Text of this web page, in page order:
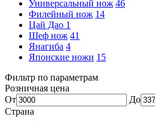
Универсальный нож 46
Филейный нож 14
Цай Дао 1
Шеф нож 41
Янагиба 4
Японские ножи 15
Фильтр по параметрам
Розничная цена
От
До
Страна